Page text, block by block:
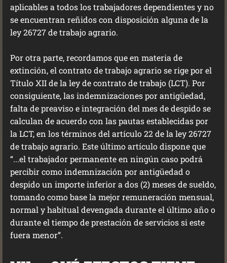
aplicables a todos los trabajadores dependientes y no
se encuentran reñidos con disposición alguna de la
ley 26727 de trabajo agrario.
Por otra parte, recordamos que en materia de
extinción, el contrato de trabajo agrario se rige por el
Título XII de la ley de contrato de trabajo (LCT). Por
consiguiente, las indemnizaciones por antigüedad,
falta de preaviso e integración del mes de despido se
calculan de acuerdo con las pautas establecidas por
la LCT, en los términos del artículo 22 de la ley 26727
de trabajo agrario. Este último artículo dispone que
“...el trabajador permanente en ningún caso podrá
percibir como indemnización por antigüedad o
despido un importe inferior a dos (2) meses de sueldo,
tomando como base la mejor remuneración mensual,
normal y habitual devengada durante el último año o
durante el tiempo de prestación de servicios si este
fuera menor”.